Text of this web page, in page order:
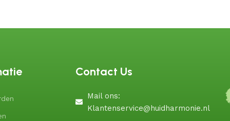
Contact Us
Mail ons:
Klantenservice@huidharmonie.nl